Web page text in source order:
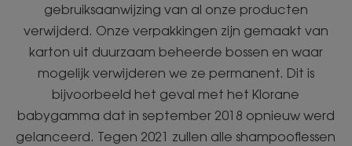
gebruiksaanwijzing van al onze producten
verwijderd. Onze verpakkingen zijn gemaakt van
karton uit duurzaam beheerde bossen en waar
mogelijk verwijderen we ze permanent. Dit is
bijvoorbeeld het geval met het Klorane
babygamma dat in september 2018 opnieuw werd
gelanceerd. Tegen 2021 zullen alle shampooflessen